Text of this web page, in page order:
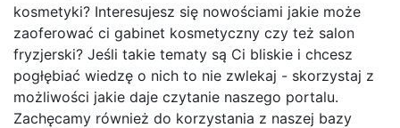
kosmetyki? Interesujesz się nowościami jakie może
zaoferować ci gabinet kosmetyczny czy też salon
fryzjerski? Jeśli takie tematy są Ci bliskie i chcesz
pogłębiać wiedzę o nich to nie zwlekaj - skorzystaj z
możliwości jakie daje czytanie naszego portalu.
Zachęcamy również do korzystania z naszej bazy